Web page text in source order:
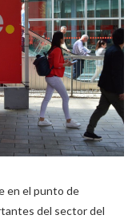
en el punto de
del sector del